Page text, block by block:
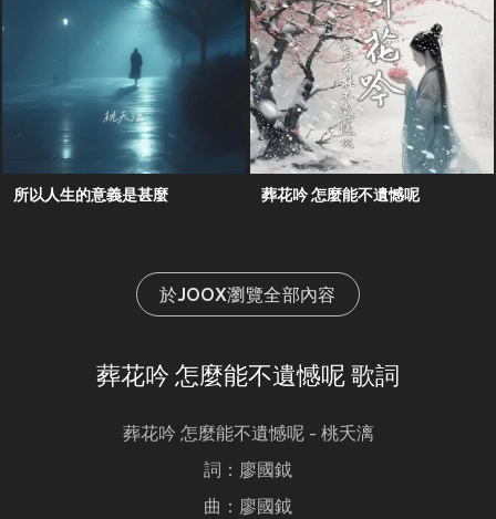
所以人生的意義是甚麼 葬花吟 怎麼能不遺憾呢
於JOOX瀏覽全部內容
葬花吟 怎麼能不遺憾呢 歌詞
葬花吟 怎麼能不遺憾呢 - 桃夭漓
詞：廖國鉞
曲：廖國鉞